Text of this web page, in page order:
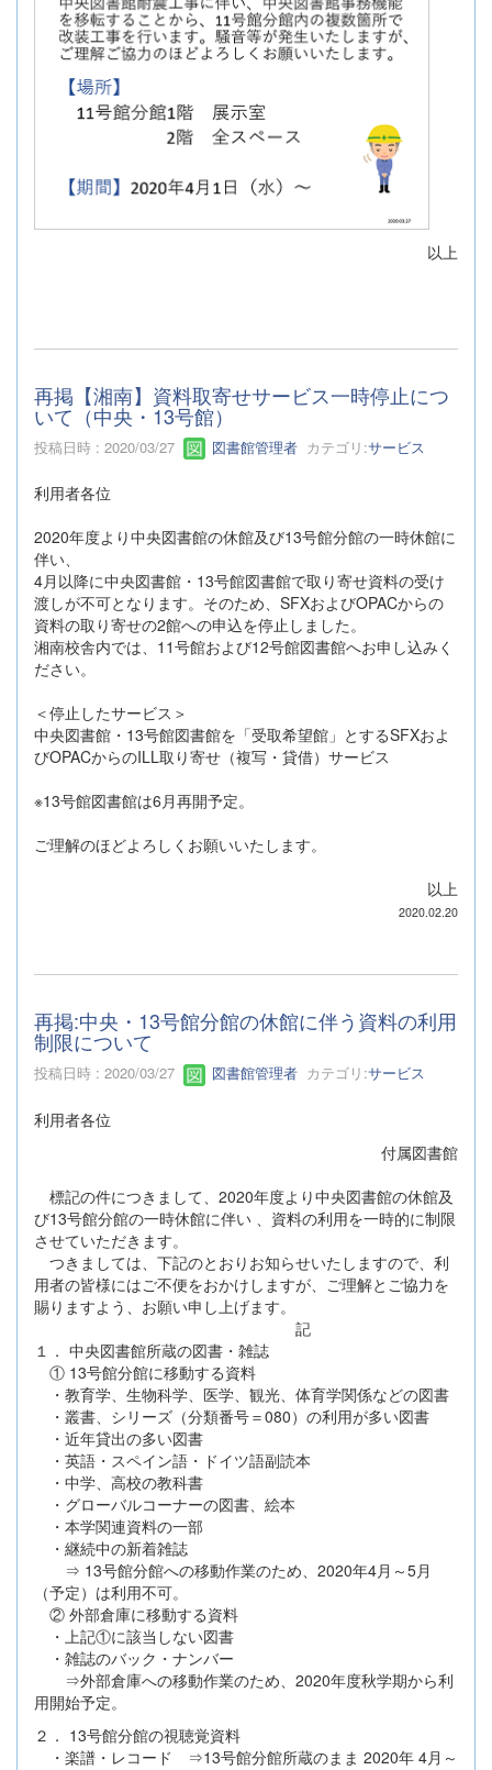
以上
再掲【湘南】資料取寄せサービス一時停止につ
いて（中央・13号館）
投稿日時 : 2020/03/27 図書館管理者 カテゴリ:サービス
利用者各位
2020年度より中央図書館の休館及び13号館分館の一時休館に
伴い、
4月以降に中央図書館・13号館図書館で取り寄せ資料の受け
渡しが不可となります。そのため、SFXおよびOPACからの
資料の取り寄せの2館への申込を停止しました。
湘南校舎内では、11号館および12号館図書館へお申し込みく
ださい。
＜停止したサービス＞
中央図書館・13号館図書館を「受取希望館」とするSFXおよ
びOPACからのILL取り寄せ（複写・貸借）サービス
※13号館図書館は6月再開予定。
ご理解のほどよろしくお願いいたします。
以上
2020.02.20
再掲:中央・13号館分館の休館に伴う資料の利用
制限について
投稿日時 : 2020/03/27 図書館管理者 カテゴリ:サービス
利用者各位
付属図書館
標記の件につきまして、2020年度より中央図書館の休館及
び13号館分館の一時休館に伴い 、資料の利用を一時的に制限
させていただきます。
つきましては、下記のとおりお知らせいたしますので、利
用者の皆様にはご不便をおかけしますが、ご理解とご協力を
賜りますよう、お願い申し上げます。
記
１． 中央図書館所蔵の図書・雑誌
① 13号館分館に移動する資料
・教育学、生物科学、医学、観光、体育学関係などの図書
・叢書、シリーズ（分類番号＝080）の利用が多い図書
・近年貸出の多い図書
・英語・スペイン語・ドイツ語副読本
・中学、高校の教科書
・グローバルコーナーの図書、絵本
・本学関連資料の一部
・継続中の新着雑誌
⇒ 13号館分館への移動作業のため、2020年4月～5月
（予定）は利用不可。
② 外部倉庫に移動する資料
・上記①に該当しない図書
・雑誌のバック・ナンバー
⇒外部倉庫への移動作業のため、2020年度秋学期から利
用開始予定。
２． 13号館分館の視聴覚資料
・楽譜・レコード ⇒13号館分館所蔵のまま 2020年 4月～